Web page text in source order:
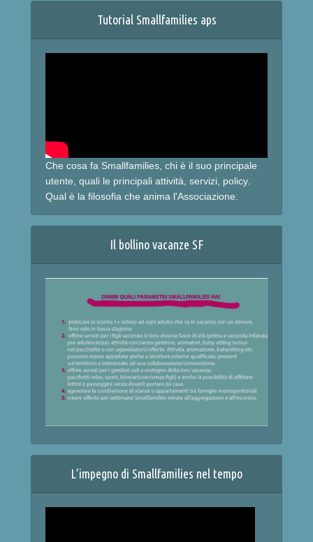
Tutorial Smallfamilies aps
Che cosa fa Smallfamilies, chi è il suo principale
utente, quali le principali attività, servizi, policy.
Qual è la filosofia che anima l'Associazione.
Il bollino vacanze SF
L’impegno di Smallfamilies nel tempo